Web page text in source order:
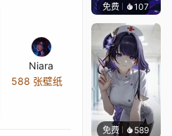
Niara
588 张壁纸
免费 107VortFX
免费 589渔小小